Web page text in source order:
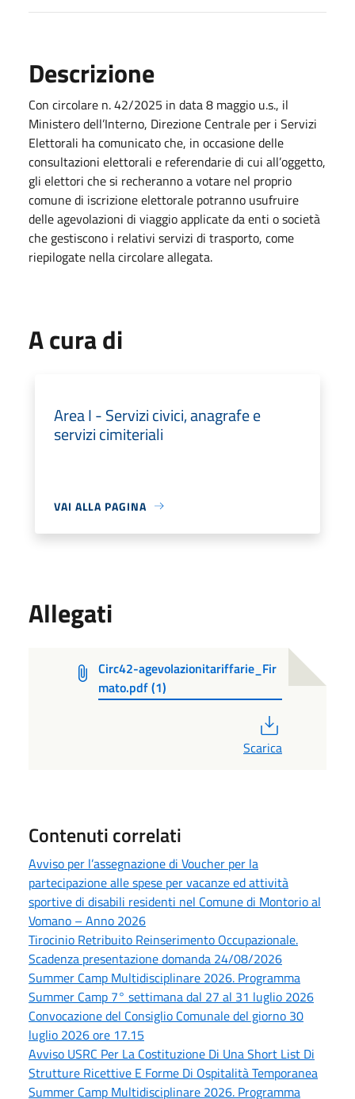
Descrizione
Con circolare n. 42/2025 in data 8 maggio u.s., il
Ministero dell’Interno, Direzione Centrale per i Servizi
Elettorali ha comunicato che, in occasione delle
consultazioni elettorali e referendarie di cui all’oggetto,
gli elettori che si recheranno a votare nel proprio
comune di iscrizione elettorale potranno usufruire
delle agevolazioni di viaggio applicate da enti o società
che gestiscono i relativi servizi di trasporto, come
riepilogate nella circolare allegata.
A cura di
Area I - Servizi civici, anagrafe e
servizi cimiteriali
VAI ALLA PAGINA
Allegati
Circ42-agevolazionitariffarie_Fir
mato.pdf (1)
Scarica
Contenuti correlati
Avviso per l’assegnazione di Voucher per la
partecipazione alle spese per vacanze ed attività
sportive di disabili residenti nel Comune di Montorio al
Vomano – Anno 2026
Tirocinio Retribuito Reinserimento Occupazionale.
Scadenza presentazione domanda 24/08/2026
Summer Camp Multidisciplinare 2026. Programma
Summer Camp 7° settimana dal 27 al 31 luglio 2026
Convocazione del Consiglio Comunale del giorno 30
luglio 2026 ore 17.15
Avviso USRC Per La Costituzione Di Una Short List Di
Strutture Ricettive E Forme Di Ospitalità Temporanea
Summer Camp Multidisciplinare 2026. Programma